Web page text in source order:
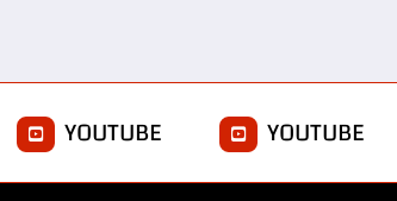
YOUTUBE YOUTUBE